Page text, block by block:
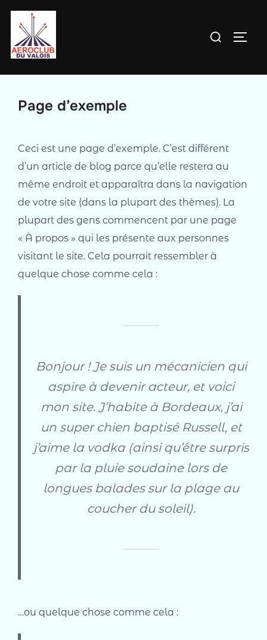
contenu
Rechercher :
Page d’exemple
Ceci est une page d’exemple. C’est différent
d’un article de blog parce qu’elle restera au
même endroit et apparaîtra dans la navigation
de votre site (dans la plupart des thèmes). La
plupart des gens commencent par une page
« À propos » qui les présente aux personnes
visitant le site. Cela pourrait ressembler à
quelque chose comme cela :
Bonjour ! Je suis un mécanicien qui
aspire à devenir acteur, et voici
mon site. J’habite à Bordeaux, j’ai
un super chien baptisé Russell, et
j’aime la vodka (ainsi qu’être surpris
par la pluie soudaine lors de
longues balades sur la plage au
coucher du soleil).
…ou quelque chose comme cela :